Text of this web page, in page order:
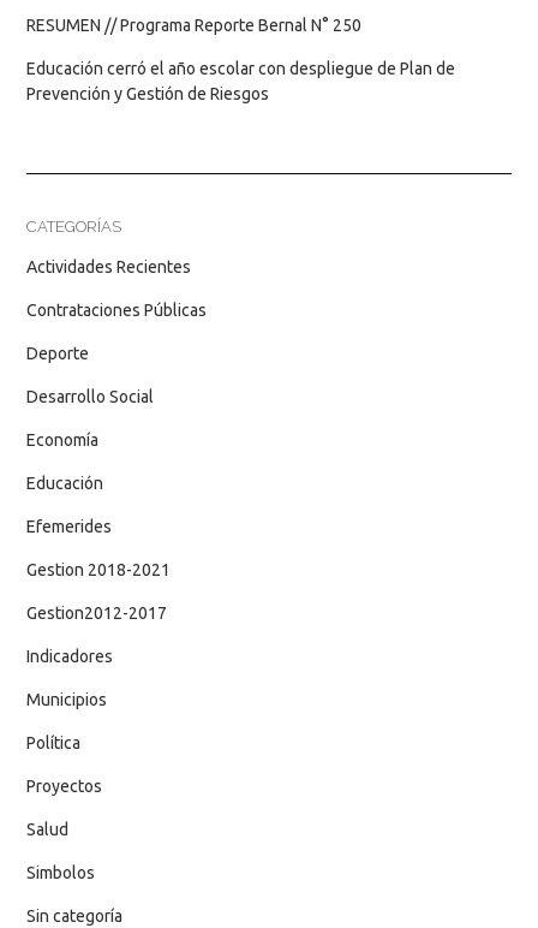
RESUMEN // Programa Reporte Bernal N° 250
Educación cerró el año escolar con despliegue de Plan de
Prevención y Gestión de Riesgos
CATEGORÍAS
Actividades Recientes
Contrataciones Públicas
Deporte
Desarrollo Social
Economía
Educación
Efemerides
Gestion 2018-2021
Gestion2012-2017
Indicadores
Municipios
Política
Proyectos
Salud
Simbolos
Sin categoría